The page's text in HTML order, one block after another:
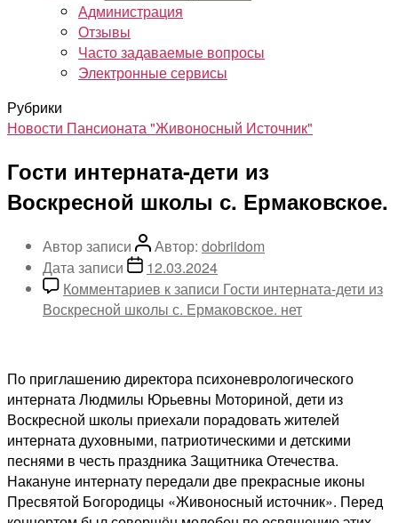
Администрация
Отзывы
Часто задаваемые вопросы
Электронные сервисы
Рубрики
Новости Пансионата "Живоносный Источник"
Гости интерната-дети из
Воскресной школы с. Ермаковское.
Автор записи Автор: dobriidom
Дата записи
12.03.2024
Комментариев к записи Гости интерната-дети из
Воскресной школы с. Ермаковское. нет
По приглашению директора психоневрологического
интерната Людмилы Юрьевны Моториной, дети из
Воскресной школы приехали порадовать жителей
интерната духовными, патриотическими и детскими
песнями в честь праздника Защитника Отечества.
Накануне интернату передали две прекрасные иконы
Пресвятой Богородицы «Живоносный источник». Перед